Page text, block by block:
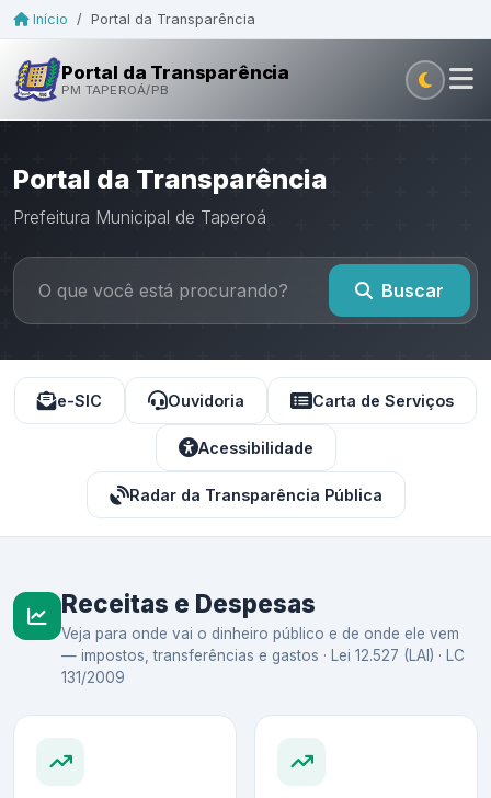
Início / Portal da Transparência
Portal da Transparência
PM TAPEROÁ/PB
Portal da Transparência
Prefeitura Municipal de Taperoá
Buscar
e-SIC Ouvidoria Carta de Serviços
Acessibilidade
Radar da Transparência Pública
Receitas e Despesas
Veja para onde vai o dinheiro público e de onde ele vem
— impostos, transferências e gastos · Lei 12.527 (LAI) · LC
131/2009